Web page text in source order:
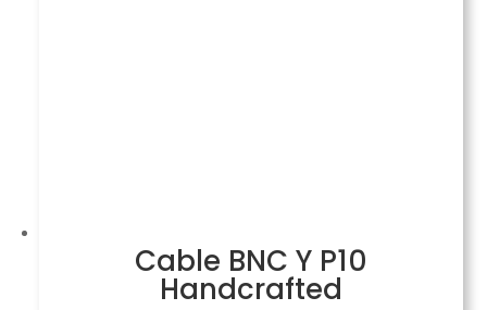
Cable BNC Y P10
Handcrafted